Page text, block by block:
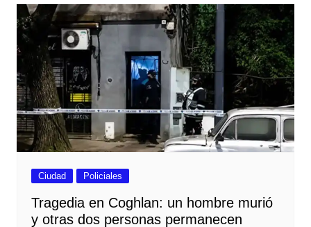
Ciudad Policiales
Tragedia en Coghlan: un hombre murió
y otras dos personas permanecen